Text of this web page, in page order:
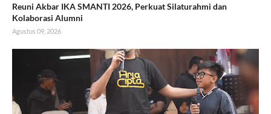
Reuni Akbar IKA SMANTI 2026, Perkuat Silaturahmi dan
Kolaborasi Alumni
Agustus 09, 2026